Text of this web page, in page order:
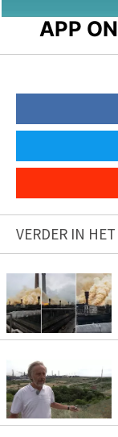
APP
VERDER IN